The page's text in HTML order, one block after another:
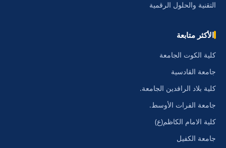
التقنية والحلول الرقمية
الأكثر متابعة
كلية الكوت الجامعة
جامعة القادسية
كلية بلاد الرافدين الجامعة.
جامعة الفرات الأوسط.
كلية الامام الكاظم(ع)
جامعة الكفيل